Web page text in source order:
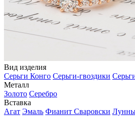
Вид изделия
Серьги Конго Серьги-гвоздики
Металл
Золото Серебро
Вставка
Агат Эмаль Фианит Сваровски